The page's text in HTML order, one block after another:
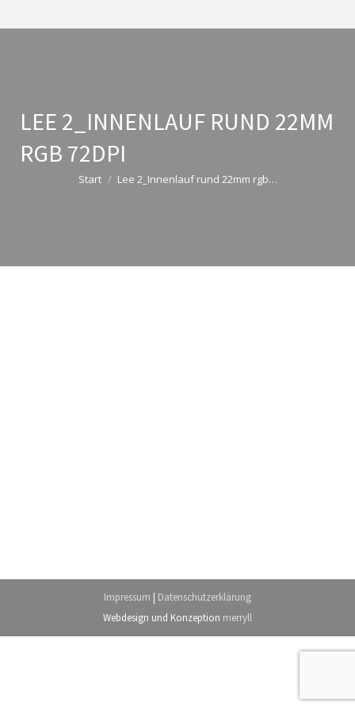
LEE 2_INNENLAUF RUND 22MM
RGB 72DPI
Sie befinden sich hier:
Start Lee 2_Innenlauf rund 22mm rgb…
Impressum | Datenschutzerklärung
Webdesign und Konzeption merryll